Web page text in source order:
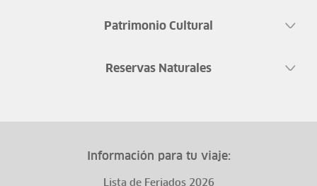
Patrimonio Cultural
Reservas Naturales
Información para tu viaje:
Lista de Feriados 2026